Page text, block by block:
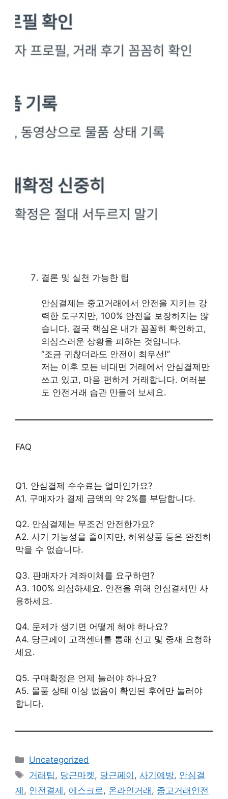
결론 및 실천 가능한 팁
안심결제는 중고거래에서 안전을 지키는 강
력한 도구지만, 100% 안전을 보장하지는 않
습니다. 결국 핵심은 내가 꼼꼼히 확인하고,
의심스러운 상황을 피하는 것입니다.
“조금 귀찮더라도 안전이 최우선!”
저는 이후 모든 비대면 거래에서 안심결제만
쓰고 있고, 마음 편하게 거래합니다. 여러분
도 안전거래 습관 만들어 보세요.
FAQ
Q1. 안심결제 수수료는 얼마인가요?
A1. 구매자가 결제 금액의 약 2%를 부담합니다.
Q2. 안심결제는 무조건 안전한가요?
A2. 사기 가능성을 줄이지만, 허위상품 등은 완전히
막을 수 없습니다.
Q3. 판매자가 계좌이체를 요구하면?
A3. 100% 의심하세요. 안전을 위해 안심결제만 사
용하세요.
Q4. 문제가 생기면 어떻게 해야 하나요?
A4. 당근페이 고객센터를 통해 신고 및 중재 요청하
세요.
Q5. 구매확정은 언제 눌러야 하나요?
A5. 물품 상태 이상 없음이 확인된 후에만 눌러야
합니다.
카
테
고
리
Uncategorized
태
그
거래팁 , 당근마켓 , 당근페이 ,사기예방, 안심결
제 , 안전결제 , 에스크로 , 온라인거래 , 중고거래안전